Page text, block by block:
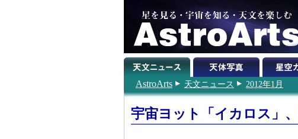
AstroArts 天文ニュース 2012年1月
宇宙ヨット「イカロス」